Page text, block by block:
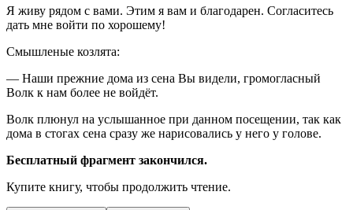
Я живу рядом с вами. Этим я вам и благодарен. Согласитесь
дать мне войти по хорошему!
Смышленые козлята:
— Наши прежние дома из сена Вы видели, громогласный
Волк к нам более не войдёт.
Волк плюнул на услышанное при данном посещении, так как
дома в стогах сена сразу же нарисовались у него у голове.
Бесплатный фрагмент закончился.
Купите книгу, чтобы продолжить чтение.